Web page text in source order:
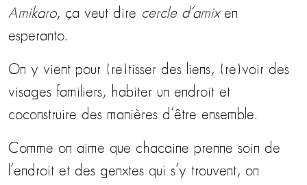
Amikaro, ça veut dire cercle d’amix en
esperanto.
On y vient pour (re)tisser des liens, (re)voir des
visages familiers, habiter un endroit et
coconstruire des manières d’être ensemble.
Comme on aime que chacaine prenne soin de
l’endroit et des genxtes qui s’y trouvent, on